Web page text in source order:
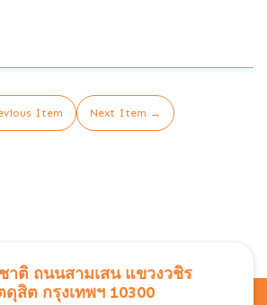
Item Next Item →
าติ ถนนสามเสน แขวงวชิร
สิต กรุงเทพฯ 10300